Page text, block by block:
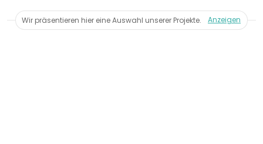
Wir präsentieren hier eine Auswahl unserer Projekte. Anzeigen